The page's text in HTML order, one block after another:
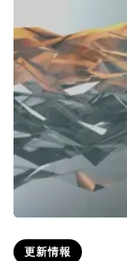
更新情報